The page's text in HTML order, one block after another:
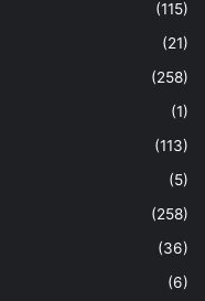
(115)
(21)
(258)
(1)
(113)
(5)
(258)
(36)
(6)